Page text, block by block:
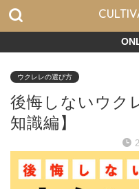
ウクレレの選び方
後悔しないウク
知識編】